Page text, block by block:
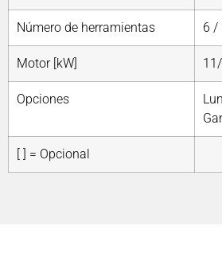
Número de herramientas 6 /
Motor [kW]
Opciones
[ ] = Opcional